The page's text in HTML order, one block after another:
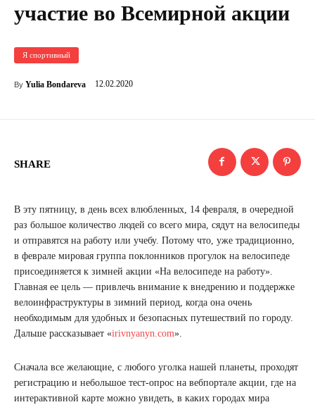
участие во Всемирной акции
Я спортивный
By Yulia Bondareva 12.02.2020
SHARE
В эту пятницу, в день всех влюбленных, 14 февраля, в очередной
раз большое количество людей со всего мира, сядут на велосипеды
и отправятся на работу или учебу. Потому что, уже традиционно,
в феврале мировая группа поклонников прогулок на велосипеде
присоединяется к зимней акции «На велосипеде на работу».
Главная ее цель — привлечь внимание к внедрению и поддержке
велоинфраструктуры в зимний период, когда она очень
необходимым для удобных и безопасных путешествий по городу.
Дальше рассказывает «irivnyanyn.com».
Сначала все желающие, с любого уголка нашей планеты, проходят
регистрацию и небольшое тест-опрос на вебпортале акции, где на
интерактивной карте можно увидеть, в каких городах мира